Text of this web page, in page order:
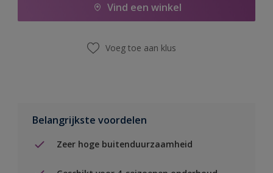
Vind een winkel
Voeg toe aan klus
Belangrijkste voordelen
Zeer hoge buitenduurzaamheid